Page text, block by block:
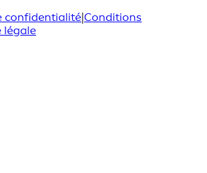
confidentialité|Conditions
légale